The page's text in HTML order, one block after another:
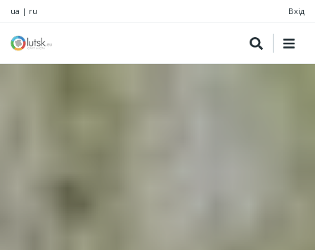
ua | ru Вхід